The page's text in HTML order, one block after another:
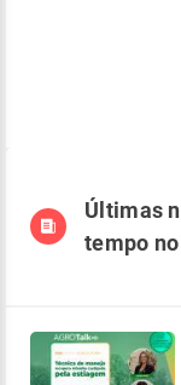
Últimas
tempo no